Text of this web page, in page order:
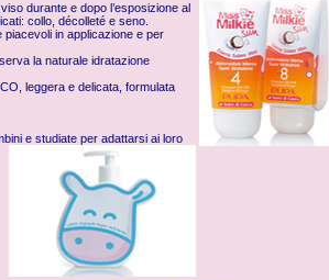
durante e dopo l’esposizione al
collo, décolleté e seno.
in applicazione e per
la naturale idratazione
leggera e delicata, formulata
e studiate per adattarsi ai loro